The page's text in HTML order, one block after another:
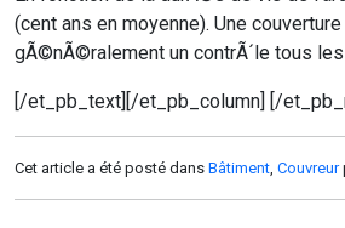
(cent ans en moyenne). Une
gÃ©nÃ©ralement un contrÃ´le tous
[/et_pb_text][/et_pb_column] [/
Cet article a été posté dans Bâtiment, Couvreur